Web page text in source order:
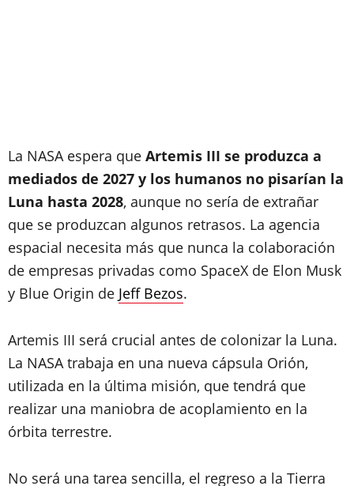
La NASA espera que Artemis III se produzca a
mediados de 2027 y los humanos no pisarían la
Luna hasta 2028, aunque no sería de extrañar
que se produzcan algunos retrasos. La agencia
espacial necesita más que nunca la colaboración
de empresas privadas como SpaceX de Elon Musk
y Blue Origin de Jeff Bezos.
Artemis III será crucial antes de colonizar la Luna.
La NASA trabaja en una nueva cápsula Orión,
utilizada en la última misión, que tendrá que
realizar una maniobra de acoplamiento en la
órbita terrestre.
No será una tarea sencilla, el regreso a la Tierra